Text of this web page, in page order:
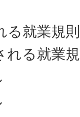
る就業規
れる就業